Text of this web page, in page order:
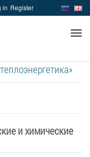
in Register
и химические